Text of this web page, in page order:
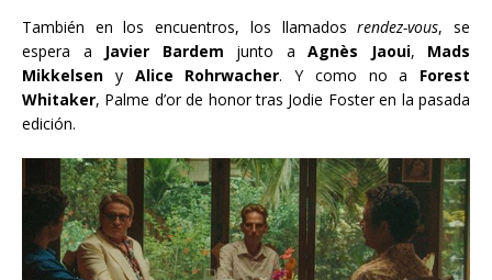
También en los encuentros, los llamadosrendez-vous, se
espera a
Javier Bardem junto a Agnès Jaoui, Mads
Mikkelsen y Alice Rohrwacher. Y como no a Forest
Whitaker, Palme d’or de honor tras Jodie Foster en la pasada
edición.